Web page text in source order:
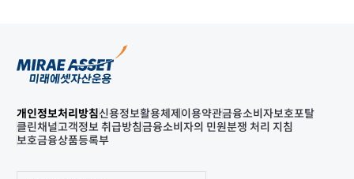
개인정보처리방침신용정보활용체제 이용약관금융소비자보호포탈
클린채널고객정보 취급방침금융소비자의 민원분쟁 처리 지침
보호금융상품등록부